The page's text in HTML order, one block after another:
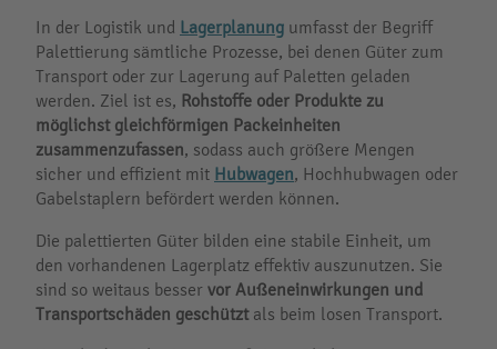
In der Logistik und Lagerplanung umfasst der Begriff
Palettierung sämtliche Prozesse, bei denen Güter zum
Transport oder zur Lagerung auf Paletten geladen
werden. Ziel ist es, Rohstoffe oder Produkte zu
möglichst gleichförmigen Packeinheiten
zusammenzufassen, sodass auch größere Mengen
sicher und effizient mit Hubwagen, Hochhubwagen oder
Gabelstaplern befördert werden können.
Die palettierten Güter bilden eine stabile Einheit, um
den vorhandenen Lagerplatz effektiv auszunutzen. Sie
sind so weitaus besser vor Außeneinwirkungen und
Transportschäden geschütztals beim losen Transport.